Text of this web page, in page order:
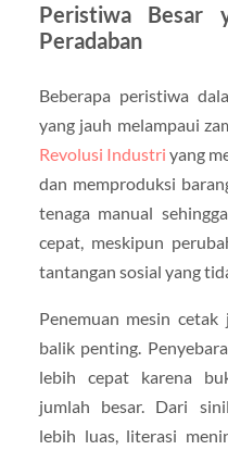
Peristiwa Besar
Peradaban
Beberapa peristiwa
yang jauh melampaui
Revolusi Industri yang
dan memproduksi
tenaga manual
cepat, meskipun
tantangan sosial yang
Penemuan mesin
balik penting.
lebih cepat karena
jumlah besar. Dari
lebih luas, literasi